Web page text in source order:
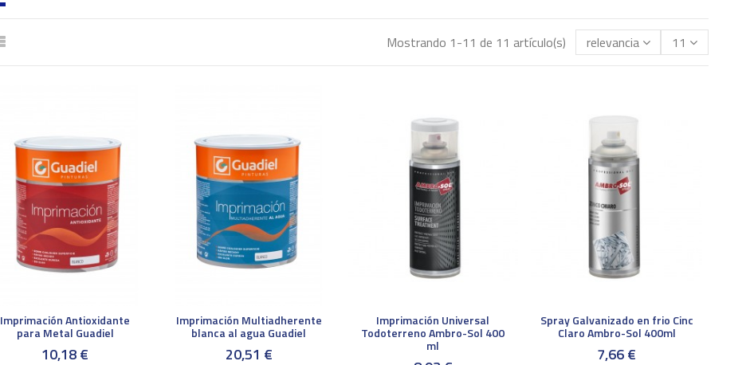
Mostrando 1-11 de 11 artículo(s) relevancia 11
Imprimación Antioxidante
para Metal Guadiel
10,18 €
Imprimación Multiadherente
blanca al agua Guadiel
20,51 €
Imprimación Universal
Todoterreno Ambro-Sol 400
ml
Spray Galvanizado en frio Cinc
Claro Ambro-Sol 400ml
7,66 €